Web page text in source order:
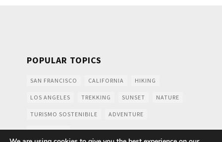
POPULAR TOPICS
SAN FRANCISCO CALIFORNIA HIKING
LOS ANGELES TREKKING SUNSET NATURE
TURISMO SOSTENIBILE ADVENTURE
MOUNTAINS